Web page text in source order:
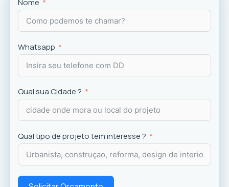
experiência dos usuários.
Nome
Whatsapp
Qual sua Cidade ?
Qual tipo de projeto tem interesse ?